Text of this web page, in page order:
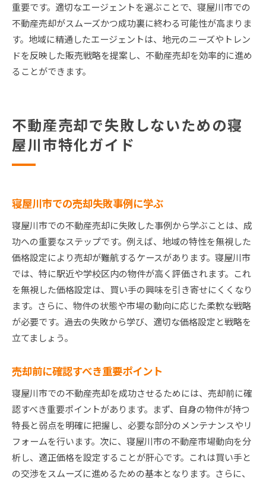
重要です。適切なエージェントを選ぶことで、寝屋川市での
不動産売却がスムーズかつ成功裏に終わる可能性が高まりま
す。地域に精通したエージェントは、地元のニーズやトレン
ドを反映した販売戦略を提案し、不動産売却を効率的に進め
ることができます。
不動産売却で失敗しないための寝
屋川市特化ガイド
寝屋川市での売却失敗事例に学ぶ
寝屋川市での不動産売却に失敗した事例から学ぶことは、成
功への重要なステップです。例えば、地域の特性を無視した
価格設定により売却が難航するケースがあります。寝屋川市
では、特に駅近や学校区内の物件が高く評価されます。これ
を無視した価格設定は、買い手の興味を引き寄せにくくなり
ます。さらに、物件の状態や市場の動向に応じた柔軟な戦略
が必要です。過去の失敗から学び、適切な価格設定と戦略を
立てましょう。
売却前に確認すべき重要ポイント
寝屋川市での不動産売却を成功させるためには、売却前に確
認すべき重要ポイントがあります。まず、自身の物件が持つ
特長と弱点を明確に把握し、必要な部分のメンテナンスやリ
フォームを行います。次に、寝屋川市の不動産市場動向を分
析し、適正価格を設定することが肝心です。これは買い手と
の交渉をスムーズに進めるための基本となります。さらに、